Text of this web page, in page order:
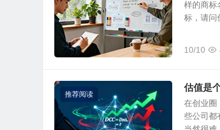
样的商标
标，请问
10/10
推荐阅读
估值是
在创业圈
些公司都